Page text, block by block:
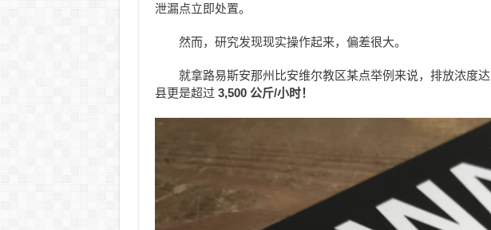
泄漏点立即处置。
然而，研究发现现实操作起来，偏差很大。
就拿路易斯安那州比安维尔教区某点举例来说，排放浓度达
县更是超过 3,500 公斤/小时！